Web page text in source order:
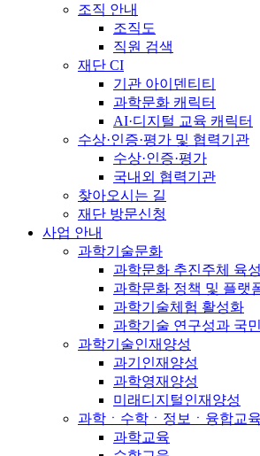
조직 안내
조직도
직원 검색
재단 CI
기관 아이덴티티
과학문화 캐릭터
AI·디지털 교육 캐릭터
수상·인증·평가 및 협력기관
수상·인증·평가
국내외 협력기관
찾아오시는 길
재단 방문신청
사업 안내
과학기술문화
과학문화 추진주체 육성
과학문화 정책 및 플랫
과학기술체험 활성화
과학기술 연구성과 국
과학기술인재양성
과기인재양성
과학영재양성
미래디지털인재양성
과학ㆍ수학ㆍ정보ㆍ융합교육
과학교육